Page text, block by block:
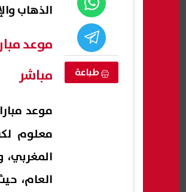
طباعة
الذهاب
مباشر
موعد
معلوم
العام،
الكليات المتوقعة لطلاب
العلمية والأدبية